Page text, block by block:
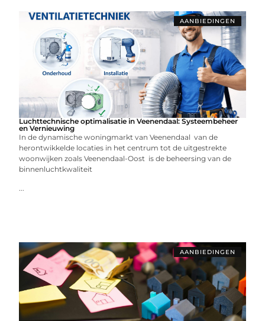
AANBIEDINGEN
Luchttechnische optimalisatie in Veenendaal: Systeembeheer
en Vernieuwing
In de dynamische woningmarkt van Veenendaal van de
herontwikkelde locaties in het centrum tot de uitgestrekte
woonwijken zoals Veenendaal-Oost is de beheersing van de
binnenluchtkwaliteit
...
AANBIEDINGEN